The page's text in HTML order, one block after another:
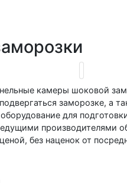
камеры шоковой
заморозке, а
для
производителями
без наценок от